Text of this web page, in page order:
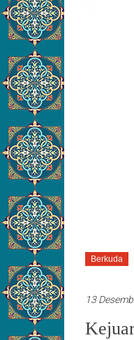
Berkuda
13